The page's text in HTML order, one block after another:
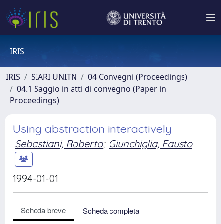
IRIS
IRIS SIARI UNITN
04 Convegni (Proceedings)
04.1 Saggio in atti di convegno (Paper in
Proceedings)
Using abstraction interactively
Sebastiani, Roberto; Giunchiglia, Fausto
1994-01-01
Scheda breve
Scheda completa